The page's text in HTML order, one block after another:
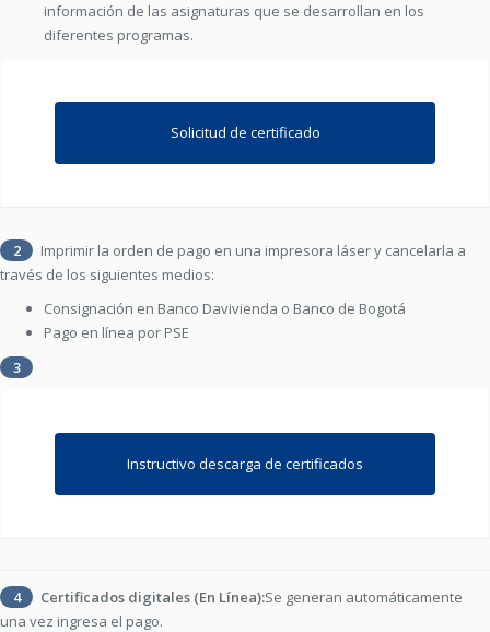
información de las asignaturas que se desarrollan en los
diferentes programas.
Solicitud de certificado
2
Imprimir la orden de pago en una impresora láser y cancelarla a
través de los siguientes medios:
Consignación en Banco Davivienda o Banco de Bogotá
Pago en línea por PSE
3
Instructivo descarga de certificados
4 Certificados digitales (En Línea):Se generan automáticamente
una vez ingresa el pago.